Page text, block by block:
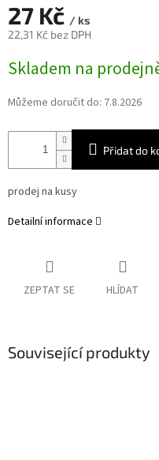
27 Kč / ks
22,31 Kč bez DPH
cena:
Skladem na
Můžeme doručit do: 7.8.2026
Přidat do
prodej na kusy
Detailní informace
ZEPTAT SE HLÍDAT
Související produkty